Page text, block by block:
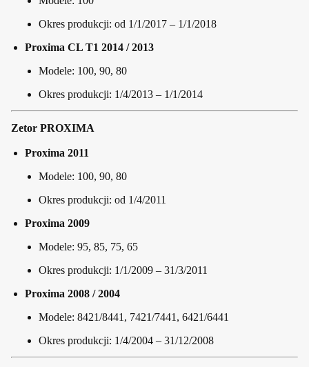
Okres produkcji: od 1/1/2017 – 1/1/2018
Proxima CL T1 2014 / 2013
Modele: 100, 90, 80
Okres produkcji: 1/4/2013 – 1/1/2014
Zetor PROXIMA
Proxima 2011
Modele: 100, 90, 80
Okres produkcji: od 1/4/2011
Proxima 2009
Modele: 95, 85, 75, 65
Okres produkcji: 1/1/2009 – 31/3/2011
Proxima 2008 / 2004
Modele: 8421/8441, 7421/7441, 6421/6441
Okres produkcji: 1/4/2004 – 31/12/2008